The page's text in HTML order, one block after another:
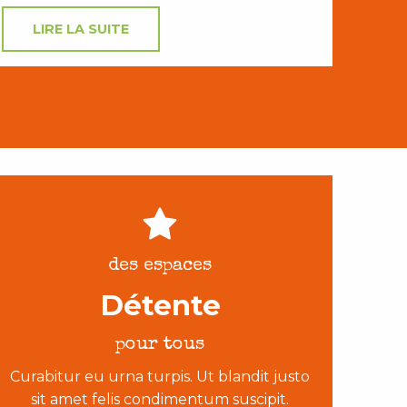
LIRE LA SUITE
des espaces
Détente
pour tous
Curabitur eu urna turpis. Ut blandit justo
sit amet felis condimentum suscipit.